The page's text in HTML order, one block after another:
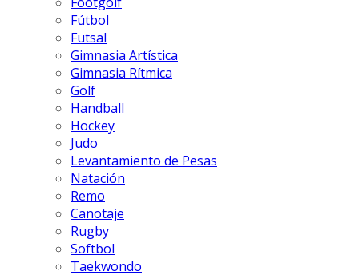
Fútbol
Futsal
Gimnasia Artística
Gimnasia Rítmica
Golf
Handball
Hockey
Judo
Levantamiento de Pesas
Natación
Remo
Canotaje
Rugby
Softbol
Taekwondo